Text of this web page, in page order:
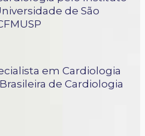
de São
em Cardiologia
de Cardiologia